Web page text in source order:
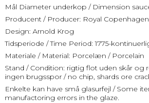
Mål Diameter underkop / Dimension
Producent / Producer: Royal Copenhagen
Design: Arnold Krog
Tidsperiode / Time Period: 1775-
Materiale / Material: Porcelæn / Porcelain
Stand / Condition: rigtig flot uden skår og
ingen brugsspor / no chip, shards ore
Enkelte kan have små glasurfejl / Some
manufactoring errors in the glaze.